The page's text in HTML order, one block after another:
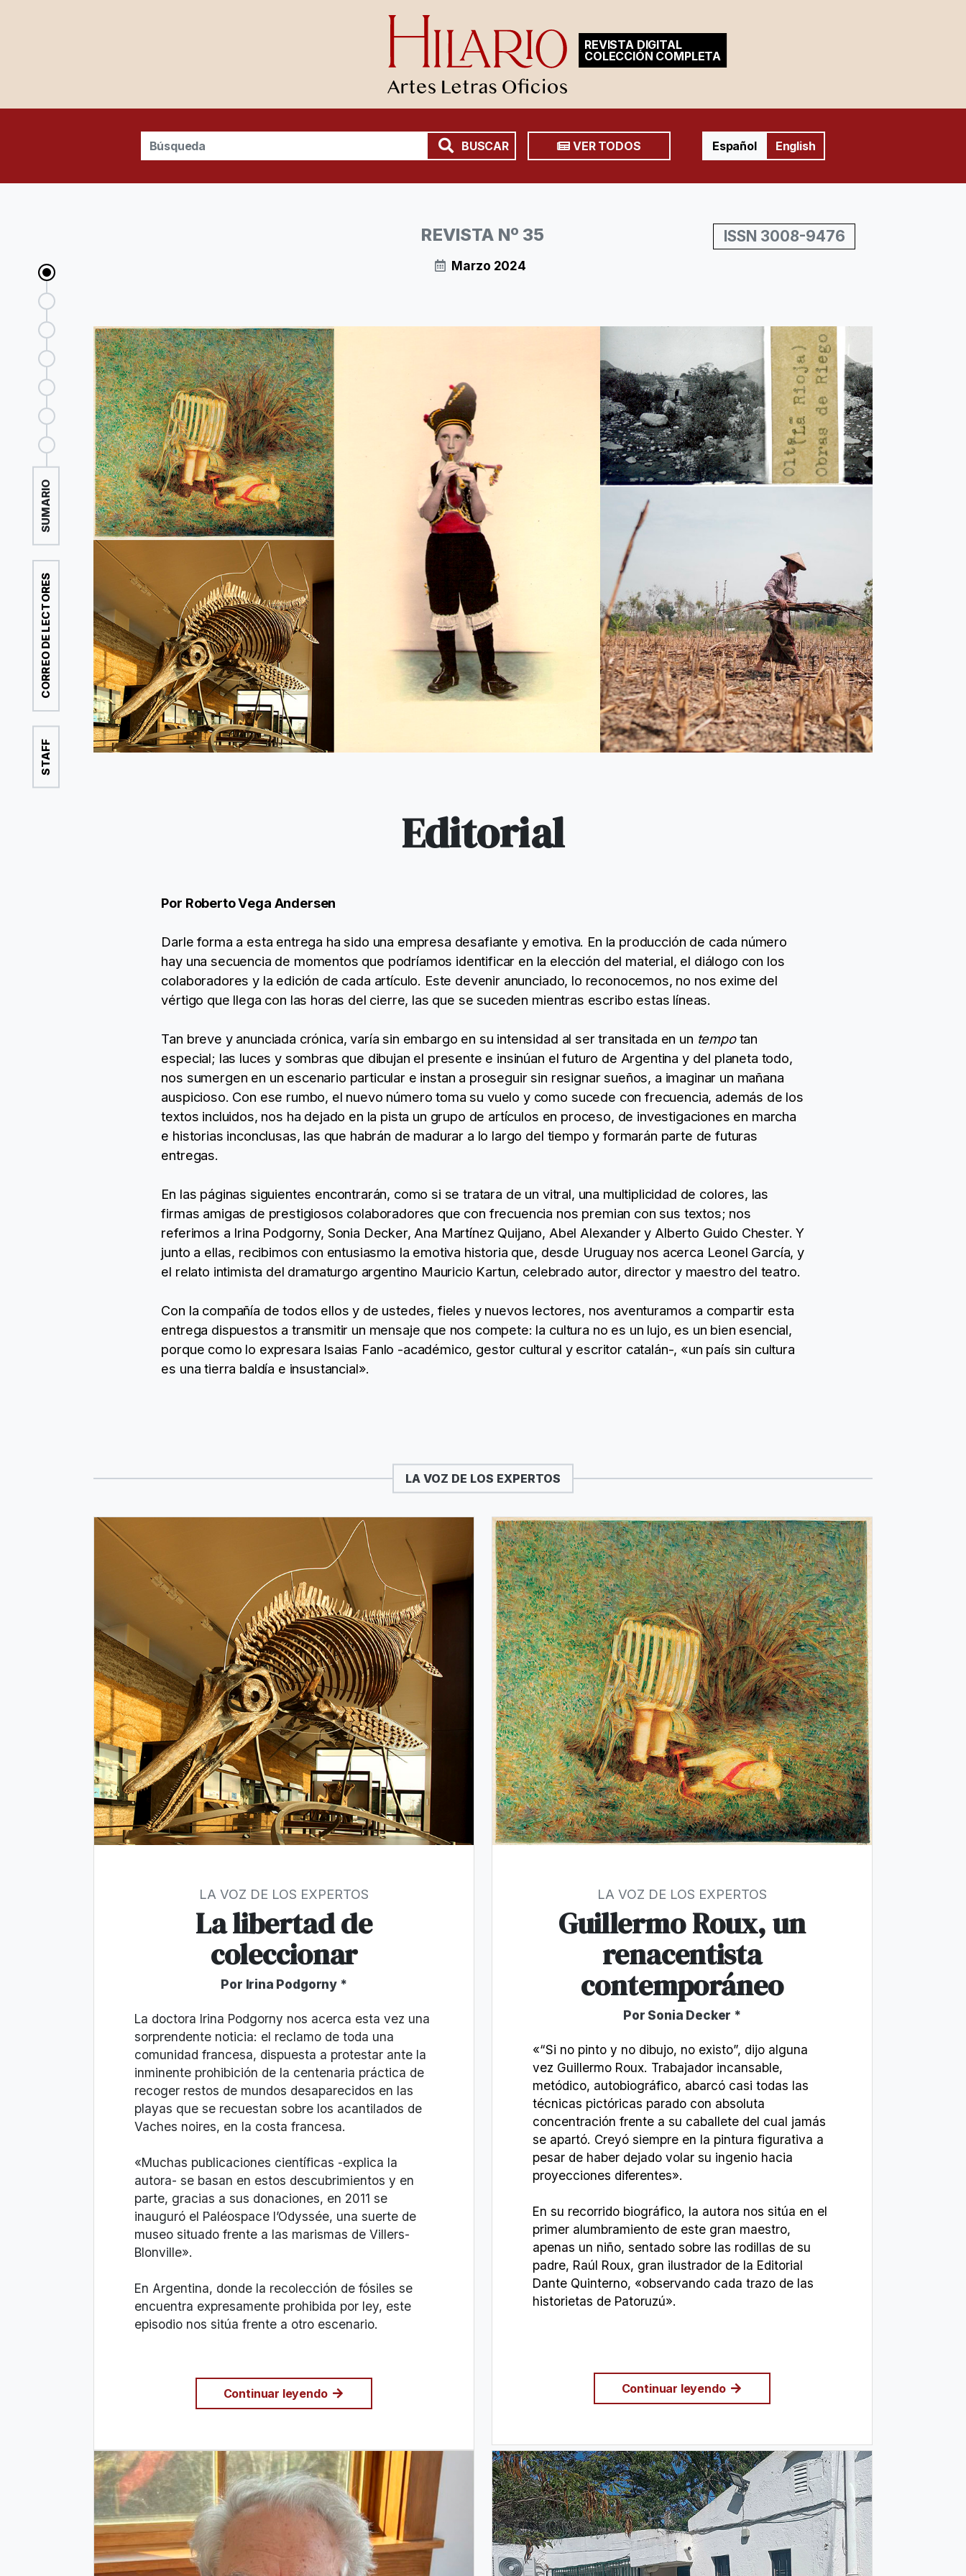
REVISTA DIGITAL
COLECCIÓN COMPLETA
BUSCAR VER TODOS Español English
SUMARIO
CORREO DE LECTORES
STAFF
REVISTA Nº 35 ISSN 3008-9476
Marzo 2024
Editorial
Por Roberto Vega Andersen
Darle forma a esta entrega ha sido una empresa desafiante y emotiva. En la producción de cada número
hay una secuencia de momentos que podríamos identificar en la elección del material, el diálogo con los
colaboradores y la edición de cada artículo. Este devenir anunciado, lo reconocemos, no nos exime del
vértigo que llega con las horas del cierre, las que se suceden mientras escribo estas líneas.
Tan breve y anunciada crónica, varía sin embargo en su intensidad al ser transitada en un tempotan
especial; las luces y sombras que dibujan el presente e insinúan el futuro de Argentina y del planeta todo,
nos sumergen en un escenario particular e instan a proseguir sin resignar sueños, a imaginar un mañana
auspicioso. Con ese rumbo, el nuevo número toma su vuelo y como sucede con frecuencia, además de los
textos incluidos, nos ha dejado en la pista un grupo de artículos en proceso, de investigaciones en marcha
e historias inconclusas, las que habrán de madurar a lo largo del tiempo y formarán parte de futuras
entregas.
En las páginas siguientes encontrarán, como si se tratara de un vitral, una multiplicidad de colores, las
firmas amigas de prestigiosos colaboradores que con frecuencia nos premian con sus textos; nos
referimos a Irina Podgorny, Sonia Decker, Ana Martínez Quijano, Abel Alexander y Alberto Guido Chester. Y
junto a ellas, recibimos con entusiasmo la emotiva historia que, desde Uruguay nos acerca Leonel García, y
el relato intimista del dramaturgo argentino Mauricio Kartun, celebrado autor, director y maestro del teatro.
Con la compañía de todos ellos y de ustedes, fieles y nuevos lectores, nos aventuramos a compartir esta
entrega dispuestos a transmitir un mensaje que nos compete: la cultura no es un lujo, es un bien esencial,
porque como lo expresara Isaias Fanlo -académico, gestor cultural y escritor catalán-, «un país sin cultura
es una tierra baldía e insustancial».
LA VOZ DE LOS EXPERTOS
LA VOZ DE LOS EXPERTOS
La libertad de
coleccionar
Por Irina Podgorny *
La doctora Irina Podgorny nos acerca esta vez una
sorprendente noticia: el reclamo de toda una
comunidad francesa, dispuesta a protestar ante la
inminente prohibición de la centenaria práctica de
recoger restos de mundos desaparecidos en las
playas que se recuestan sobre los acantilados de
Vaches noires, en la costa francesa.
«Muchas publicaciones científicas -explica la
autora- se basan en estos descubrimientos y en
parte, gracias a sus donaciones, en 2011 se
inauguró el Paléospace l’Odyssée, una suerte de
museo situado frente a las marismas de Villers-
Blonville».
En Argentina, donde la recolección de fósiles se
encuentra expresamente prohibida por ley, este
episodio nos sitúa frente a otro escenario.
Continuar leyendo
LA VOZ DE LOS EXPERTOS
Guillermo Roux, un
renacentista
contemporáneo
Por Sonia Decker *
«“Si no pinto y no dibujo, no existo”, dijo alguna
vez Guillermo Roux. Trabajador incansable,
metódico, autobiográfico, abarcó casi todas las
técnicas pictóricas parado con absoluta
concentración frente a su caballete del cual jamás
se apartó. Creyó siempre en la pintura figurativa a
pesar de haber dejado volar su ingenio hacia
proyecciones diferentes».
En su recorrido biográfico, la autora nos sitúa en el
primer alumbramiento de este gran maestro,
apenas un niño, sentado sobre las rodillas de su
padre, Raúl Roux, gran ilustrador de la Editorial
Dante Quinterno, «observando cada trazo de las
historietas de Patoruzú».
Continuar leyendo